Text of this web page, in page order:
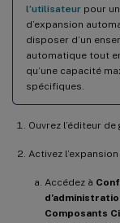
l’utilisateur pour
d’expansion
disposer d’un
automatique tout
qu’une capacité
spécifiques.
Ouvrez l’éditeur
Activez
Accédez à
Composants